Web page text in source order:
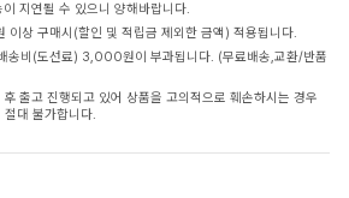
지연될 수 있으니 양해바랍니다.
이상 구매시(할인 및 적립금 제외한 금액) 적용됩니다.
송비(도선료) 3,000원이 부과됩니다. (무료배송,교환/반품
출고 진행되고 있어 상품을 고의적으로 훼손하시는 경우
대 불가합니다.